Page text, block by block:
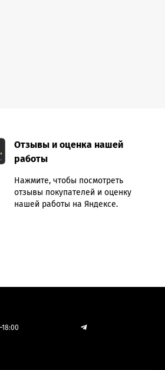
Отзывы и оценка нашей
работы
Нажмите, чтобы посмотреть
отзывы покупателей и оценку
нашей работы на Яндексе.